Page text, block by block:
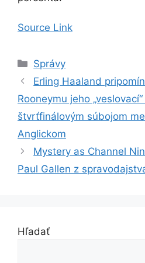
Source Link
Kategórie
Správy
Erling Haaland
Rooneymu jeho
štvrťfinálovým súbojom
Anglickom
Mystery as Channel
Paul Gallen z
Hľadať